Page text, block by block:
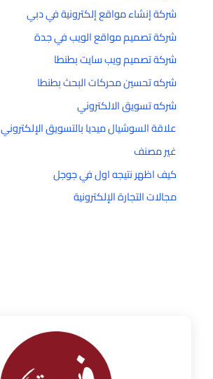
شركة إنشاء مواقع إلكترونية في دبي
شركة تصميم مواقع الويب في جدة
شركة تصميم ويب سايت بطنطا
شركه تحسين محركات البحث بطنطا
شركه تسويق الالكتروني
علاقة السوشيال ميديا بالتسويق الإلكتروني
غير مصنف
كيف اظهر نتيجه اول في جوجل
مجالات التجارة الإلكترونية